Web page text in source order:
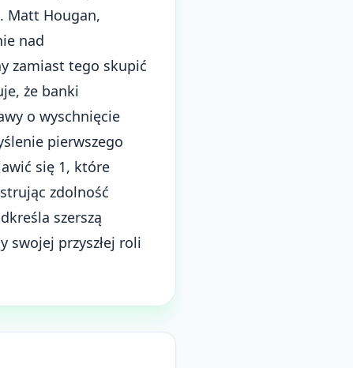
Matt Hougan,
nad
zamiast tego skupić
że banki
o wyschnięcie
pierwszego
się 1, które
zdolność
szerszą
swojej przyszłej roli